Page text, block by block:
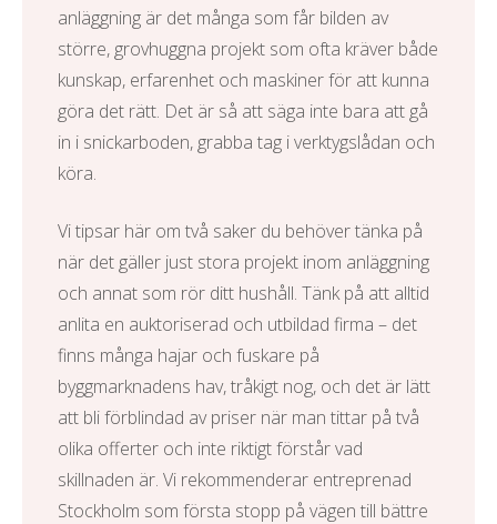
anläggning är det många som får bilden av
större, grovhuggna projekt som ofta kräver både
kunskap, erfarenhet och maskiner för att kunna
göra det rätt. Det är så att säga inte bara att gå
in i snickarboden, grabba tag i verktygslådan och
köra.
Vi tipsar här om två saker du behöver tänka på
när det gäller just stora projekt inom anläggning
och annat som rör ditt hushåll. Tänk på att alltid
anlita en auktoriserad och utbildad firma – det
finns många hajar och fuskare på
byggmarknadens hav, tråkigt nog, och det är lätt
att bli förblindad av priser när man tittar på två
olika offerter och inte riktigt förstår vad
skillnaden är. Vi rekommenderar entreprenad
Stockholm som första stopp på vägen till bättre